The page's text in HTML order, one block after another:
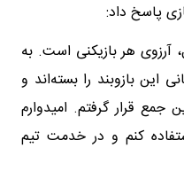
پاسخ داد:
آرزوی هر بازیکنی است. به
این بازوبند را بسته‌اند و
قرار گرفتم. امیدوارم
کنم و در خدمت تیم